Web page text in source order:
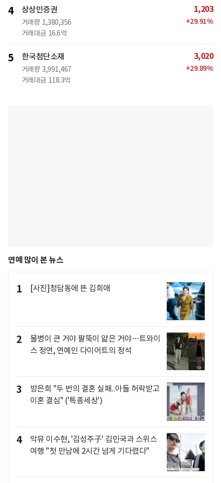
4 상상인증권
거래량 1,380,356
거래대금 16.6억
1,203
+29.91%
5 한국첨단소재
거래량 3,991,467
거래대금 118.3억
3,020
+29.89%
연예 많이 본 뉴스
1 [사진]청담동에 뜬 김희애
2
물병이 큰 거야 팔뚝이 얇은 거야…트와이
스 정연, 연예인 다이어트의 정석
3
방은희 "두 번의 결혼 실패..아들 허락받고
이혼 결심" ('특종세상')
4
악뮤 이수현, '김성주子' 김민국과 스위스
여행 "첫 만남에 2시간 넘게 기다렸다"